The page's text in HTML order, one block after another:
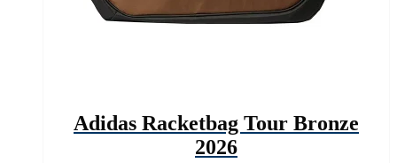
Adidas Racketbag Tour Bronze
2026